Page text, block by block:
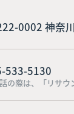
0002 神奈
533-5130
の際は、「リサ